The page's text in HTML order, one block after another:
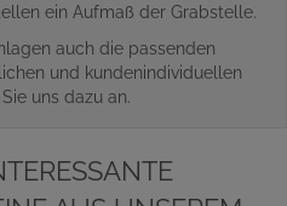
ein Aufmaß der Grabstelle.
auch die passenden
und kundenindividuellen
uns dazu an.